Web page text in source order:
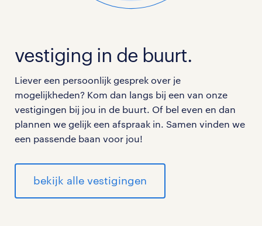
vestiging in de buurt.
Liever een persoonlijk gesprek over je
mogelijkheden? Kom dan langs bij een van onze
vestigingen bij jou in de buurt. Of bel even en dan
plannen we gelijk een afspraak in. Samen vinden we
een passende baan voor jou!
bekijk alle vestigingen